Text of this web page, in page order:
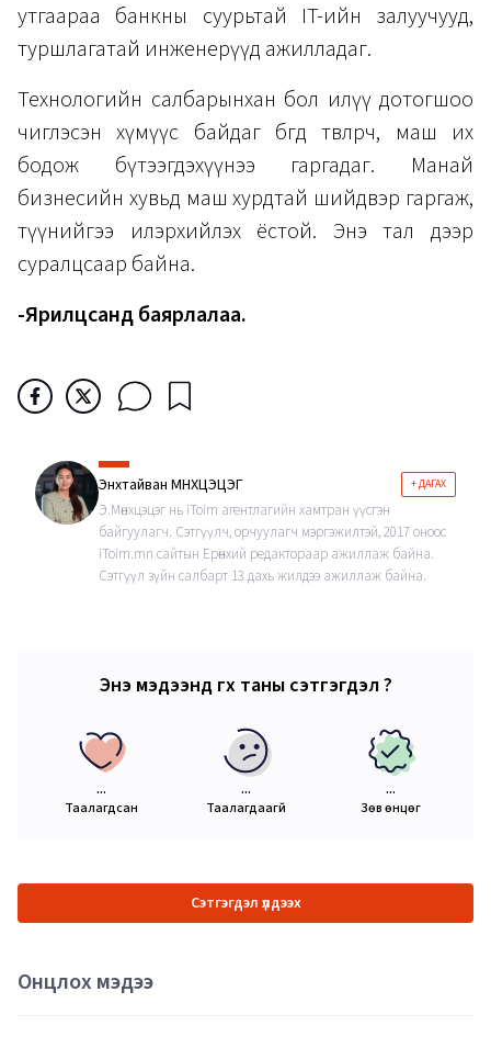
утгаараа банкны суурьтай IT-ийн залуучууд,
туршлагатай инженерүүд ажилладаг.
Технологийн салбарынхан бол илүү дотогшоо
чиглэсэн хүмүүс байдаг бөгөөд төвлөрч, маш их
бодож бүтээгдэхүүнээ гаргадаг. Манай
бизнесийн хувьд маш хурдтай шийдвэр гаргаж,
түүнийгээ илэрхийлэх ёстой. Энэ тал дээр
суралцсаар байна.
-Ярилцсанд баярлалаа.
Энхтайван МӨНХЦЭЦЭГ + ДАГАХ
Э.Мөнхцэцэг нь iToim агентлагийн хамтран үүсгэн
байгуулагч. Сэтгүүлч, орчуулагч мэргэжилтэй, 2017 оноос
iToim.mn сайтын Ерөнхий редактораар ажиллаж байна.
Сэтгүүл зүйн салбарт 13 дахь жилдээ ажиллаж байна.
Энэ мэдээнд өгөх таны сэтгэгдэл ?
...
Таалагдсан
...
Таалагдаагүй
...
Зөв өнцөг
Сэтгэгдэл үлдээх
Онцлох мэдээ